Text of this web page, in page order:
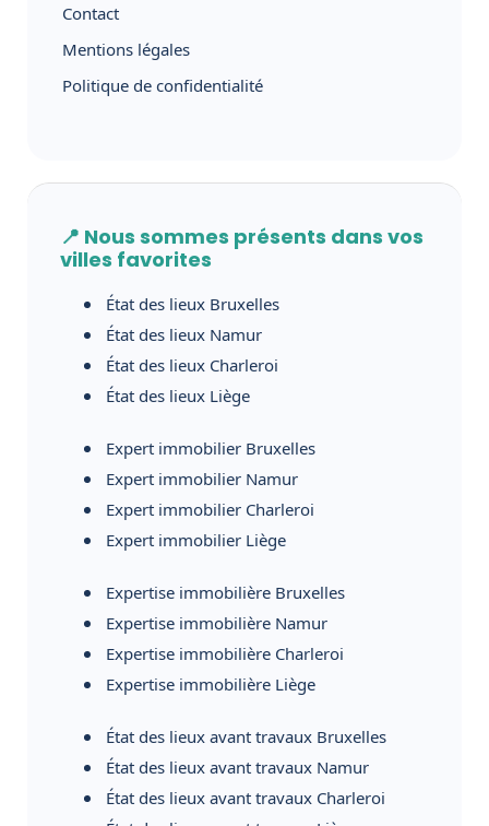
Contact
Mentions légales
Politique de confidentialité
📍 Nous sommes présents dans vos
villes favorites
État des lieux Bruxelles
État des lieux Namur
État des lieux Charleroi
État des lieux Liège
Expert immobilier Bruxelles
Expert immobilier Namur
Expert immobilier Charleroi
Expert immobilier Liège
Expertise immobilière Bruxelles
Expertise immobilière Namur
Expertise immobilière Charleroi
Expertise immobilière Liège
État des lieux avant travaux Bruxelles
État des lieux avant travaux Namur
État des lieux avant travaux Charleroi